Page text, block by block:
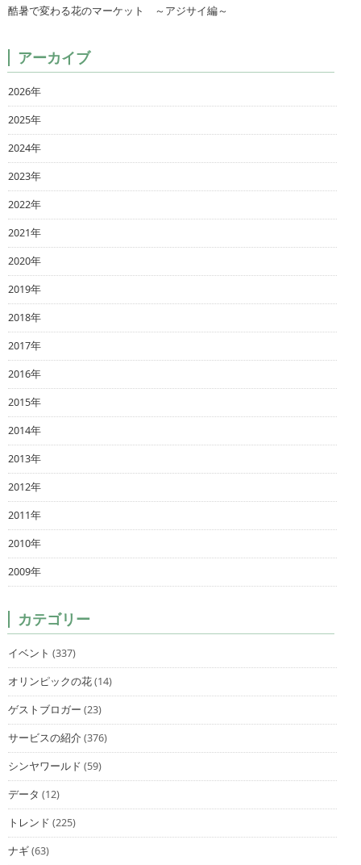
酷暑で変わる花のマーケット ～アジサイ編～
アーカイブ
2026年
2025年
2024年
2023年
2022年
2021年
2020年
2019年
2018年
2017年
2016年
2015年
2014年
2013年
2012年
2011年
2010年
2009年
カテゴリー
イベント (337)
オリンピックの花(14)
ゲストブロガー (23)
サービスの紹介(376)
シンヤワールド (59)
データ (12)
トレンド (225)
ナギ(63)